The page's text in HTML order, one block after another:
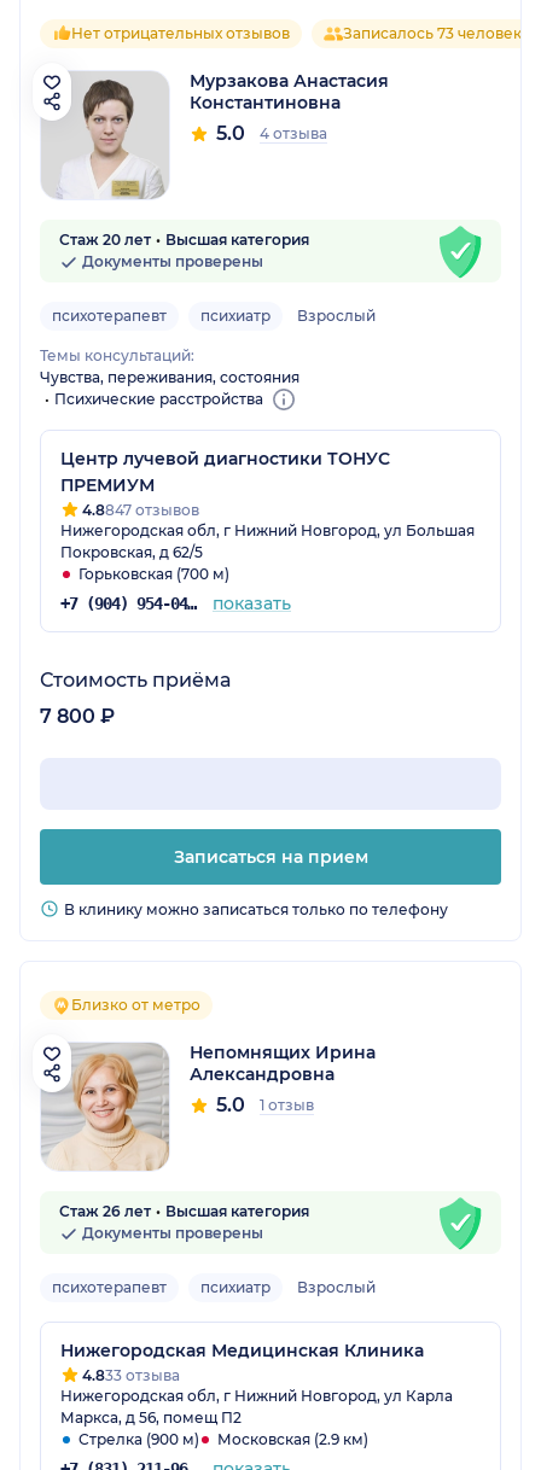
Нет отрицательных отзывов Записалось 73 человека
Мурзакова Анастасия
Константиновна
5.0 4 отзыва
Стаж 20 лет
Высшая категория
Документы проверены
психотерапевт психиатр Взрослый
Темы консультаций:
Чувства, переживания, состояния
Психические расстройства
Центр лучевой диагностики ТОНУС
ПРЕМИУМ
4.8847 отзывов
Нижегородская обл, г Нижний Новгород, ул Большая
Покровская, д 62/5
Горьковская (700 м)
+7 (904) 954-04-36 показать
Стоимость приёма
7 800 ₽
Записаться на прием
В клинику можно записаться только по телефону
Близко от метро
Непомнящих Ирина
Александровна
5.0 1 отзыв
Стаж 26 лет
Высшая категория
Документы проверены
психотерапевт психиатр Взрослый
Нижегородская Медицинская Клиника
4.833 отзыва
Нижегородская обл, г Нижний Новгород, ул Карла
Маркса, д 56, помещ П2
Стрелка (900 м)
Московская (2.9 км)